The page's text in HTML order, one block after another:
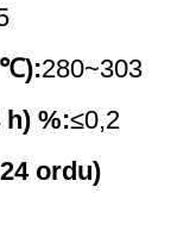
℃):280~303
%:≤0,2
ordu)